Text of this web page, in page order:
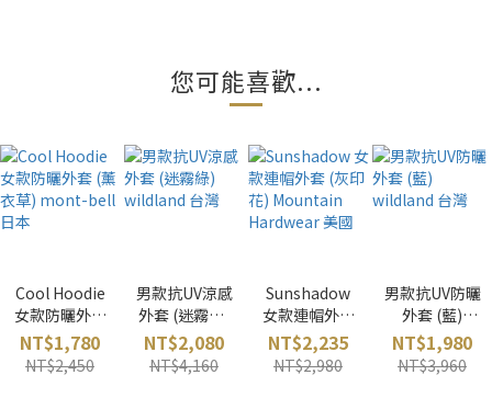
您可能喜歡...
Cool Hoodie
女款防曬外套
(薰衣草)
mont-bell 日
本
NT$1,780
NT$2,450
男款抗UV涼感
外套 (迷霧綠)
wildland 台灣
NT$2,080
NT$4,160
Sunshadow
女款連帽外套
(灰印花)
Mountain
Hardwear 美
NT$2,235
NT$2,980
男款抗UV防曬
外套 (藍)
wildland 台灣
NT$1,980
NT$3,960